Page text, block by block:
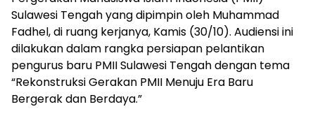
Sulawesi Tengah yang dipimpin oleh Muhammad
Fadhel, di ruang kerjanya, Kamis (30/10). Audiensi ini
dilakukan dalam rangka persiapan pelantikan
pengurus baru PMII Sulawesi Tengah dengan tema
“Rekonstruksi Gerakan PMII Menuju Era Baru
Bergerak dan Berdaya.”